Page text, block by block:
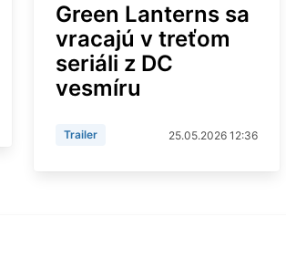
Green Lanterns sa
vracajú v treťom
seriáli z DC
vesmíru
Trailer 25.05.2026 12:36